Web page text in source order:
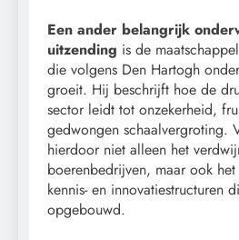
Een ander belangrijk
uitzending is de
die volgens Den Hartogh
groeit. Hij beschrijft hoe de
sector leidt tot onzekerheid,
gedwongen schaalvergroting.
hierdoor niet alleen het
boerenbedrijven, maar ook
kennis- en innovatiestructuren
opgebouwd.